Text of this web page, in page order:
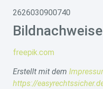
2626030900740
Bildnachweise
freepik.com
Erstellt mit dem
https://